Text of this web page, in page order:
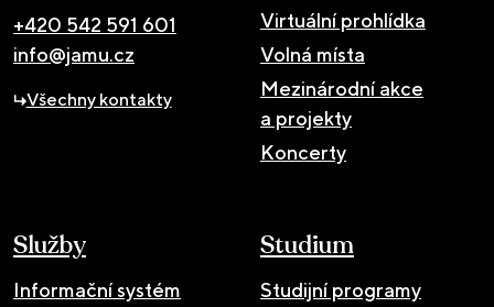
+420 542 591 601
info@jamu.cz
Všechny kontakty
Virtuální prohlídka
Volná místa
Mezinárodní akce
a projekty
Koncerty
Služby
Informační systém
Studium
Studijní programy